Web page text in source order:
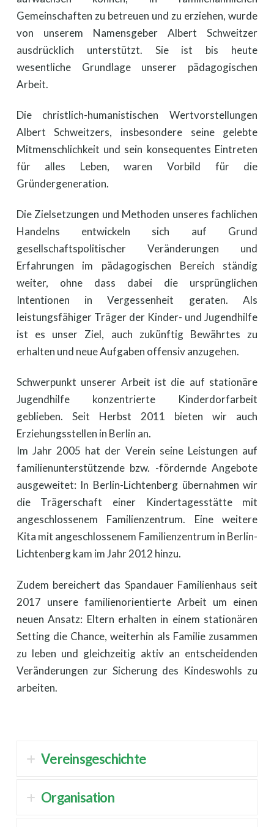
Gemeinschaften zu betreuen und zu erziehen, wurde
von unserem Namensgeber Albert Schweitzer
ausdrücklich unterstützt. Sie ist bis heute
wesentliche Grundlage unserer pädagogischen
Arbeit.
Die christlich-humanistischen Wertvorstellungen
Albert Schweitzers, insbesondere seine gelebte
Mitmenschlichkeit und sein konsequentes Eintreten
für alles Leben, waren Vorbild für die
Gründergeneration.
Die Zielsetzungen und Methoden unseres fachlichen
Handelns entwickeln sich auf Grund
gesellschaftspolitischer Veränderungen und
Erfahrungen im pädagogischen Bereich ständig
weiter, ohne dass dabei die ursprünglichen
Intentionen in Vergessenheit geraten. Als
leistungsfähiger Träger der Kinder- und Jugendhilfe
ist es unser Ziel, auch zukünftig Bewährtes zu
erhalten und neue Aufgaben offensiv anzugehen.
Schwerpunkt unserer Arbeit ist die auf stationäre
Jugendhilfe konzentrierte Kinderdorfarbeit
geblieben. Seit Herbst 2011 bieten wir auch
Erziehungsstellen in Berlin an.
Im Jahr 2005 hat der Verein seine Leistungen auf
familienunterstützende bzw. -fördernde Angebote
ausgeweitet: In Berlin-Lichtenberg übernahmen wir
die Trägerschaft einer Kindertagesstätte mit
angeschlossenem Familienzentrum. Eine weitere
Kita mit angeschlossenem Familienzentrum in Berlin-
Lichtenberg kam im Jahr 2012 hinzu.
Zudem bereichert das Spandauer Familienhaus seit
2017 unsere familienorientierte Arbeit um einen
neuen Ansatz: Eltern erhalten in einem stationären
Setting die Chance, weiterhin als Familie zusammen
zu leben und gleichzeitig aktiv an entscheidenden
Veränderungen zur Sicherung des Kindeswohls zu
arbeiten.
Vereinsgeschichte
Organisation